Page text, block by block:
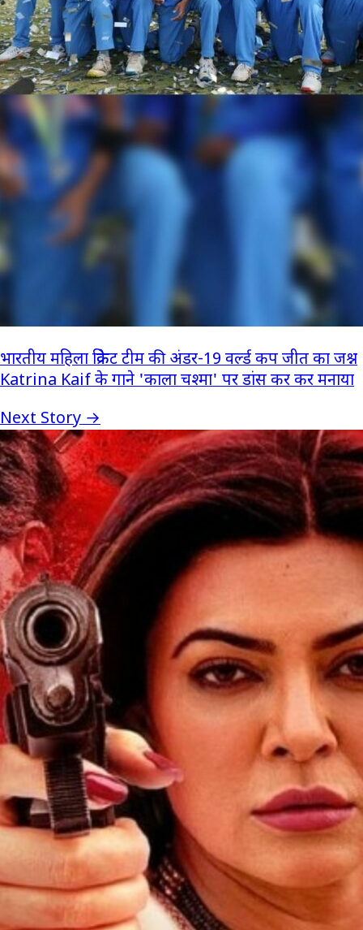
भारतीय महिला क्रिकेट टीम की अंडर-19 वर्ल्ड कप जीत का जश्न
Katrina Kaif के गाने 'काला चश्मा' पर डांस कर कर मनाया
Next Story →